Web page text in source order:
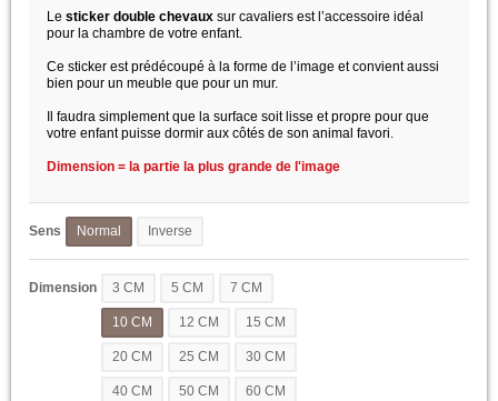
Le sticker double chevaux sur cavaliers est l’accessoire idéal
pour la chambre de votre enfant.
Ce sticker est prédécoupé à la forme de l’image et convient aussi
bien pour un meuble que pour un mur.
Il faudra simplement que la surface soit lisse et propre pour que
votre enfant puisse dormir aux côtés de son animal favori.
Dimension = la partie la plus grande de l'image
Sens Normal Inverse
Dimension 3 CM 5 CM 7 CM
10 CM 12 CM 15 CM
20 CM 25 CM 30 CM
40 CM 50 CM 60 CM